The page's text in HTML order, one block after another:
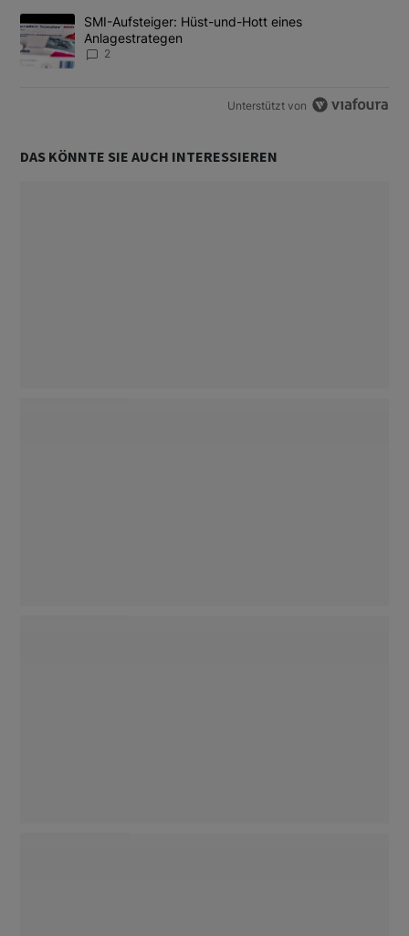
Ein Trendartikel mit dem Titel "SMI-Aufsteiger: Hüst-und-Hott
SMI-Aufsteiger: Hüst-und-Hott eines
Anlagestrategen
2
Unterstützt von
DAS KÖNNTE SIE AUCH INTERESSIEREN